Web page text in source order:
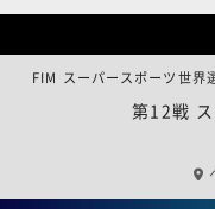
第12戦
FIM スーパースポーツ世